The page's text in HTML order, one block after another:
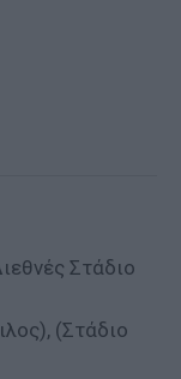
Στάδιο
(Στάδιο